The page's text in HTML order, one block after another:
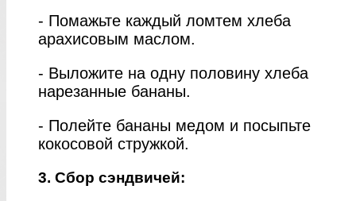
- Помажьте каждый ломтем хлеба
арахисовым маслом.
- Выложите на одну половину хлеба
нарезанные бананы.
- Полейте бананы медом и посыпьте
кокосовой стружкой.
3. Сбор сэндвичей: